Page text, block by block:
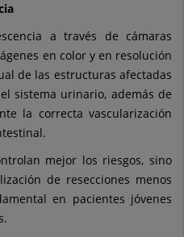
a través de cámaras
en color y en resolución
de las estructuras afectadas
sistema urinario, además de
la correcta vascularización
mejor los riesgos, sino
de resecciones menos
en pacientes jóvenes